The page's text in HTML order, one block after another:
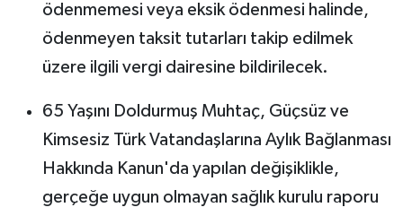
ödenmemesi veya eksik ödenmesi halinde,
ödenmeyen taksit tutarları takip edilmek
üzere ilgili vergi dairesine bildirilecek.
65 Yaşını Doldurmuş Muhtaç, Güçsüz ve
Kimsesiz Türk Vatandaşlarına Aylık Bağlanması
Hakkında Kanun'da yapılan değişiklikle,
gerçeğe uygun olmayan sağlık kurulu raporu